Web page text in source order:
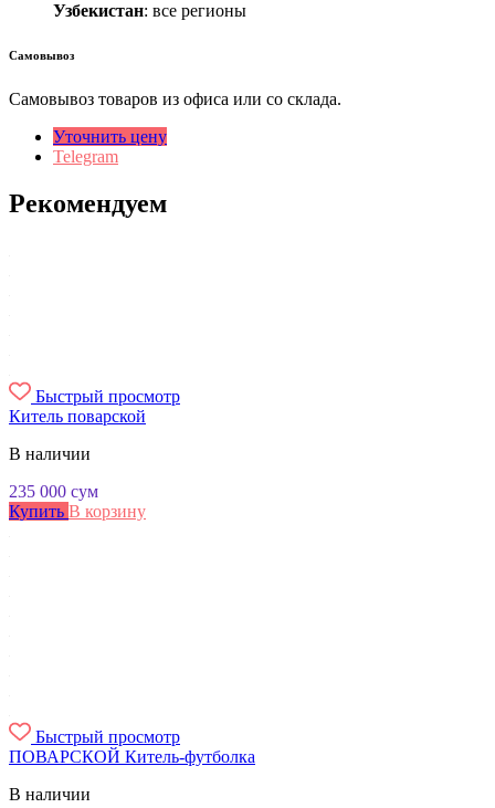
Узбекистан: все регионы
Самовывоз
Самовывоз товаров из офиса или со склада.
Уточнить цену
Telegram
Рекомендуем
Быстрый просмотр
Китель поварской
В наличии
235 000 сум
Купить В корзину
Быстрый просмотр
ПОВАРСКОЙ Китель-футболка
В наличии